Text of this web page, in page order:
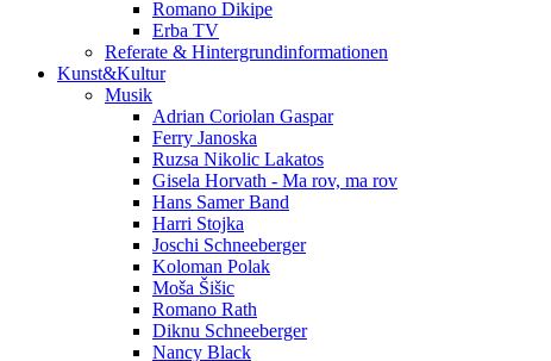
Romano Dikipe
Erba TV
Referate & Hintergrundinformationen
Kunst&Kultur
Musik
Adrian Coriolan Gaspar
Ferry Janoska
Ruzsa Nikolic Lakatos
Gisela Horvath - Ma rov, ma rov
Hans Samer Band
Harri Stojka
Joschi Schneeberger
Koloman Polak
Moša Šišic
Romano Rath
Diknu Schneeberger
Nancy Black